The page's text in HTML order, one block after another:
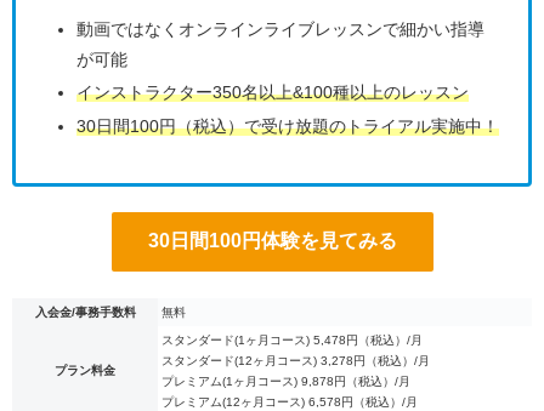
動画ではなくオンラインライブレッスンで細かい指導
が可能
インストラクター350名以上&100種以上のレッスン
30日間100円（税込）で受け放題のトライアル実施中！
30日間100円体験を見てみる
入会金/事務手数料 無料
プラン料金
スタンダード(1ヶ月コース) 5,478円（税込）/月
スタンダード(12ヶ月コース) 3,278円（税込）/月
プレミアム(1ヶ月コース) 9,878円（税込）/月
プレミアム(12ヶ月コース) 6,578円（税込）/月